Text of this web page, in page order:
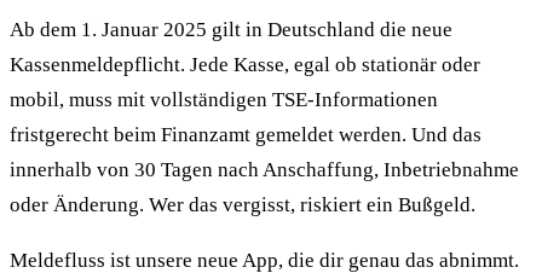
Ab dem 1. Januar 2025 gilt in Deutschland die neue
Kassenmeldepflicht. Jede Kasse, egal ob stationär oder
mobil, muss mit vollständigen TSE-Informationen
fristgerecht beim Finanzamt gemeldet werden. Und das
innerhalb von 30 Tagen nach Anschaffung, Inbetriebnahme
oder Änderung. Wer das vergisst, riskiert ein Bußgeld.
Meldefluss ist unsere neue App, die dir genau das abnimmt.